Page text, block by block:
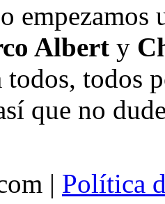
empezamos
Albert y
todos, todos
que no
| Política